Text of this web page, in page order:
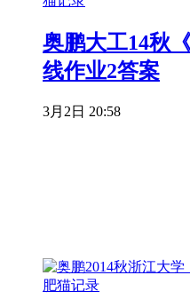
奥鹏大工14秋
线作业2答案
3月2日 20:58